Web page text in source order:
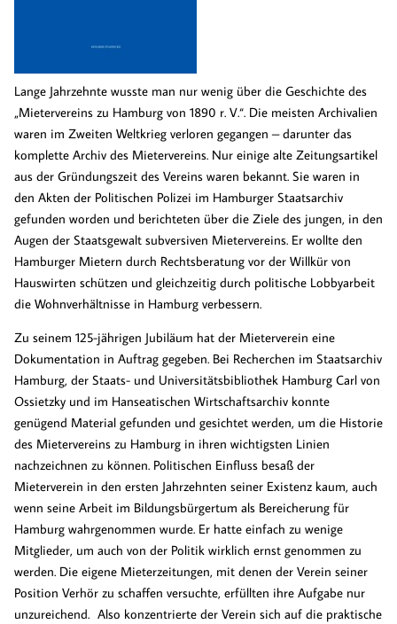
Lange Jahrzehnte wusste man nur wenig über die Geschichte des
„Mietervereins zu Hamburg von 1890 r. V.“. Die meisten Archivalien
waren im Zweiten Weltkrieg verloren gegangen – darunter das
komplette Archiv des Mietervereins. Nur einige alte Zeitungsartikel
aus der Gründungszeit des Vereins waren bekannt. Sie waren in
den Akten der Politischen Polizei im Hamburger Staatsarchiv
gefunden worden und berichteten über die Ziele des jungen, in den
Augen der Staatsgewalt subversiven Mietervereins. Er wollte den
Hamburger Mietern durch Rechtsberatung vor der Willkür von
Hauswirten schützen und gleichzeitig durch politische Lobbyarbeit
die Wohnverhältnisse in Hamburg verbessern.
Zu seinem 125-jährigen Jubiläum hat der Mieterverein eine
Dokumentation in Auftrag gegeben. Bei Recherchen im Staatsarchiv
Hamburg, der Staats- und Universitätsbibliothek Hamburg Carl von
Ossietzky und im Hanseatischen Wirtschaftsarchiv konnte
genügend Material gefunden und gesichtet werden, um die Historie
des Mietervereins zu Hamburg in ihren wichtigsten Linien
nachzeichnen zu können. Politischen Einfluss besaß der
Mieterverein in den ersten Jahrzehnten seiner Existenz kaum, auch
wenn seine Arbeit im Bildungsbürgertum als Bereicherung für
Hamburg wahrgenommen wurde. Er hatte einfach zu wenige
Mitglieder, um auch von der Politik wirklich ernst genommen zu
werden. Die eigene Mieterzeitungen, mit denen der Verein seiner
Position Verhör zu schaffen versuchte, erfüllten ihre Aufgabe nur
unzureichend. Also konzentrierte der Verein sich auf die praktische